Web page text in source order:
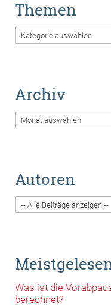
Themen
Themen
Archiv
Archiv
Autoren
Was ist die
berechnet?